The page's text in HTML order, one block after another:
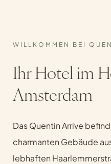
Ihr Hotel im
Amsterdam
WILLKOMMEN BEI
Das Quentin Arrive
charmanten Gebäude
lebhaften